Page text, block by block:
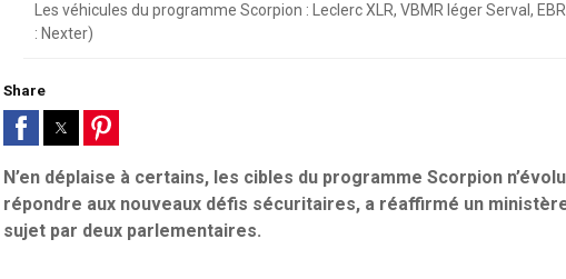
Les véhicules du programme Scorpion : Leclerc XLR, VBMR léger Serval,
: Nexter)
Share
N’en déplaise à certains, les cibles du programme Scorpion
répondre aux nouveaux défis sécuritaires, a réaffirmé un
sujet par deux parlementaires.